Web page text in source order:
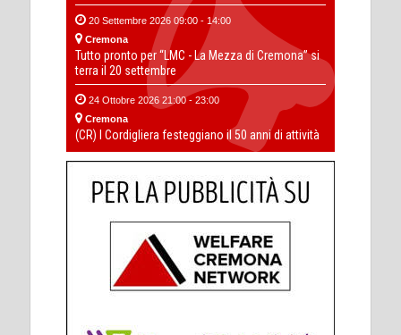
20 Settembre 2026 09:00 - 14:00
Cremona
Tutto pronto per “LMC - La Mezza di Cremona” si
terra il 20 settembre
24 Ottobre 2026 21:00 - 23:00
Cremona
(CR) I Cordigliera festeggiano il 50 anni di attività